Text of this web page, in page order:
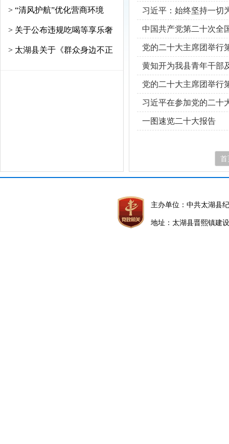
> “清风护航”优化营商环境
> 关于公布违规吃喝等享乐奢
> 太湖县关于《群众身边不正
习近平：始终坚持一切
中国共产党第二十次全
党的二十大主席团举行
黄知开为我县青年干部
党的二十大主席团举行
习近平在参加党的二十
一图速览二十大报告
首
主办单位：中共太湖县
地址：太湖县晋熙镇建